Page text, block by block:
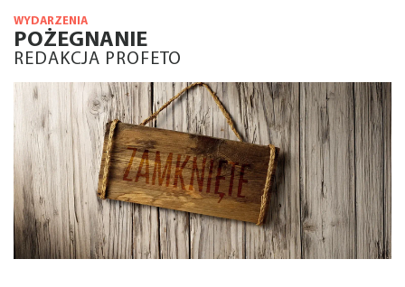
WYDARZENIA
POŻEGNANIE
REDAKCJA PROFETO